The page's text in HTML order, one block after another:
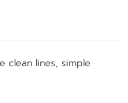
clean lines, simple